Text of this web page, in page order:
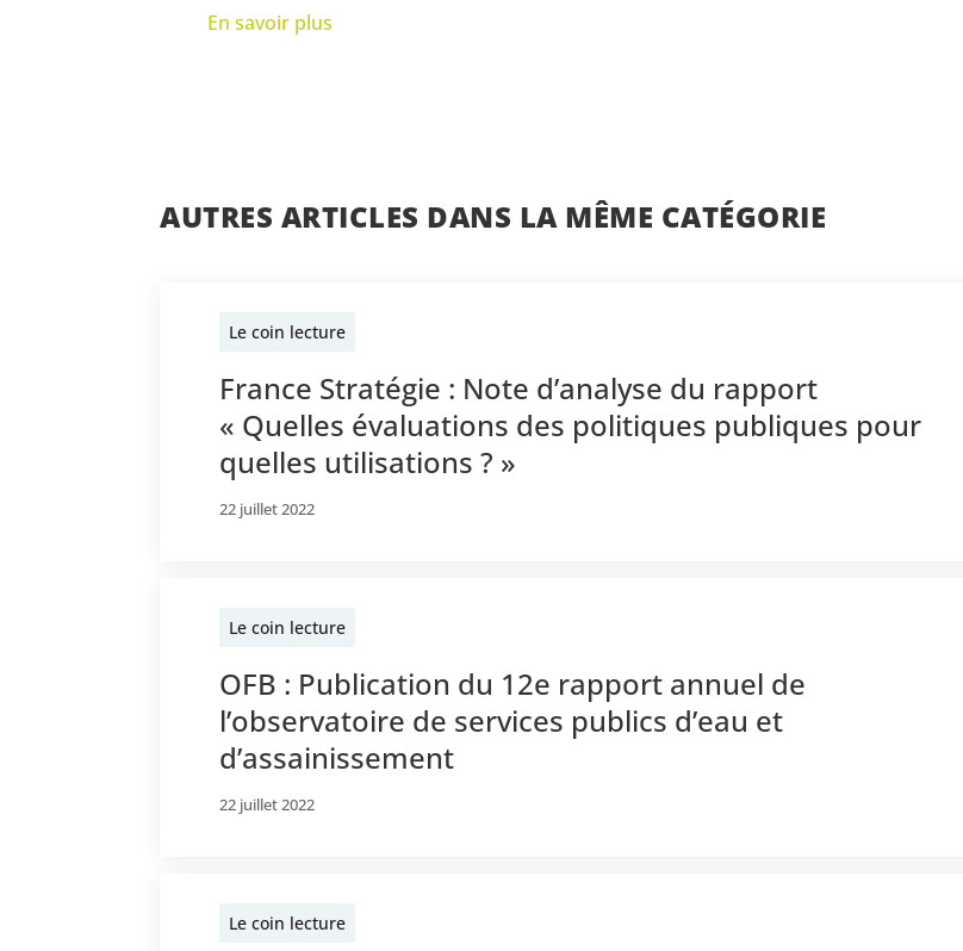
En savoir plus
AUTRES ARTICLES DANS LA MÊME CATÉGORIE
Le coin lecture
France Stratégie : Note d’analyse du rapport
« Quelles évaluations des politiques publiques pour
quelles utilisations ? »
22 juillet 2022
Le coin lecture
OFB : Publication du 12e rapport annuel de
l’observatoire de services publics d’eau et
d’assainissement
22 juillet 2022
Le coin lecture